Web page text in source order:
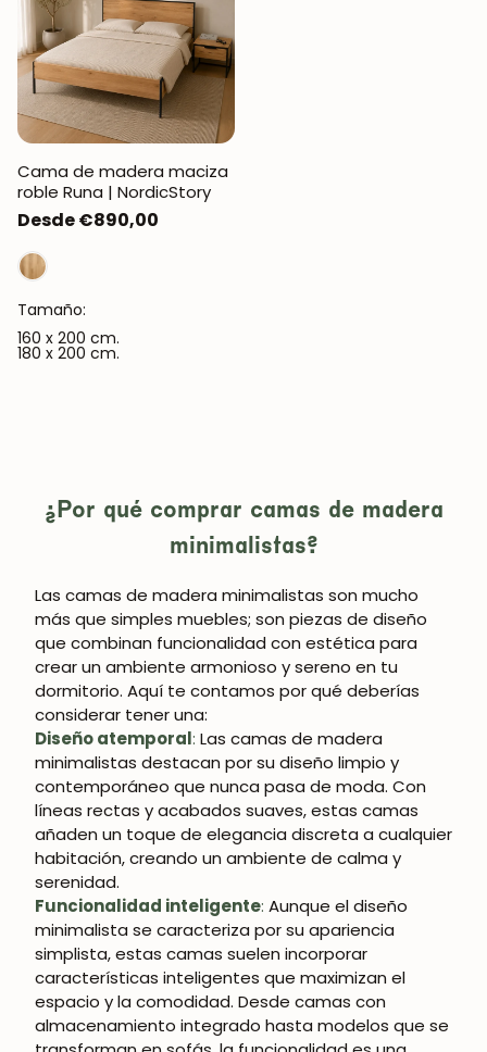
Cama de madera maciza
roble Runa | NordicStory
Precio
regular
Desde €890,00
Tamaño:
160 x 200 cm.
180 x 200 cm.
¿Por qué comprar camas de madera
minimalistas?
Las camas de madera minimalistas son mucho
más que simples muebles; son piezas de diseño
que combinan funcionalidad con estética para
crear un ambiente armonioso y sereno en tu
dormitorio. Aquí te contamos por qué deberías
considerar tener una:
Diseño atemporal: Las camas de madera
minimalistas destacan por su diseño limpio y
contemporáneo que nunca pasa de moda. Con
líneas rectas y acabados suaves, estas camas
añaden un toque de elegancia discreta a cualquier
habitación, creando un ambiente de calma y
serenidad.
Funcionalidad inteligente: Aunque el diseño
minimalista se caracteriza por su apariencia
simplista, estas camas suelen incorporar
características inteligentes que maximizan el
espacio y la comodidad. Desde camas con
almacenamiento integrado hasta modelos que se